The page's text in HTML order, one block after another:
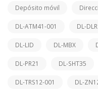
Depósito móvil
DL-ATM41-001 DL-
DL-LID DL-MBX
DL-PR21 DL-SHT35
DL-TRS12-001 DL-